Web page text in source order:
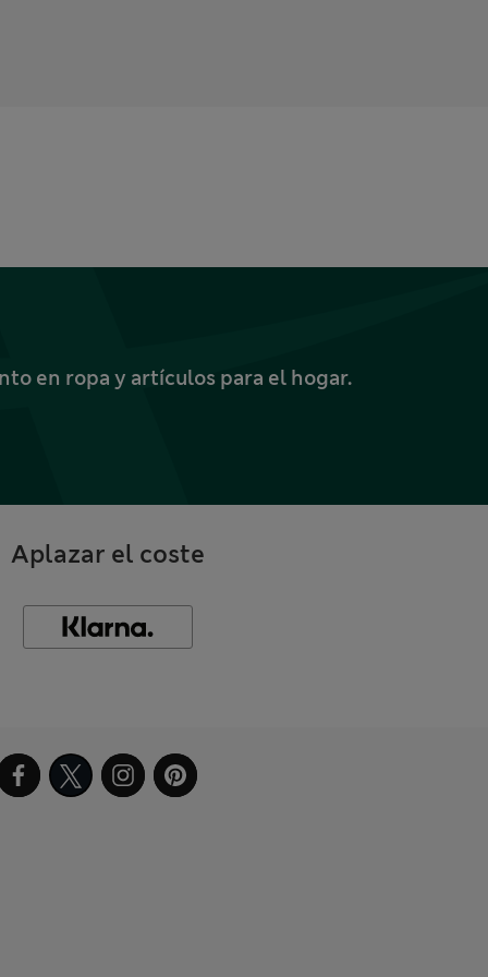
en ropa y artículos para el hogar.
Aplazar el coste